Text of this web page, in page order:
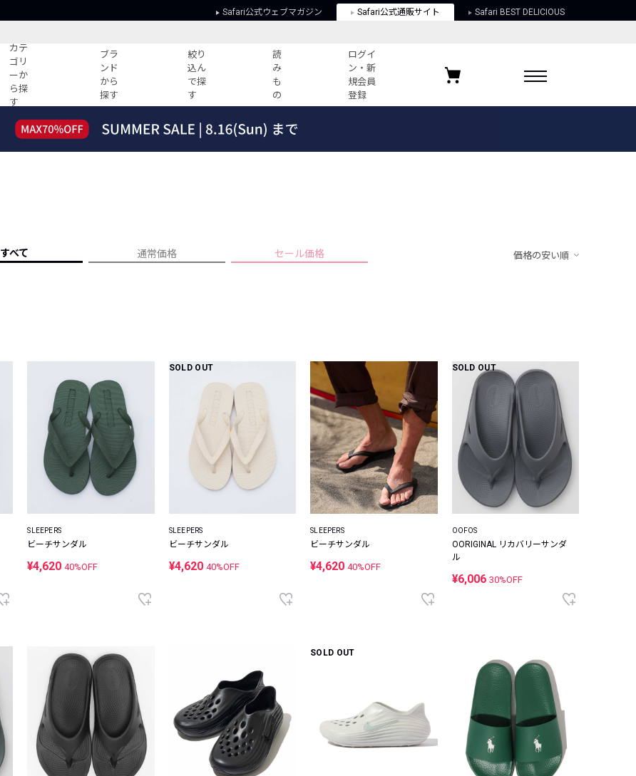
Safari公式ウェブマガジン Safari公式通販サイト Safari BEST DELICIOUS
カテ
ゴリ
ーか
ら探
す
ブラ
ンド
から
探す
絞り
込ん
で探
す
読
み
も
の
ログイ
ン・新
規会員
登録
すべての記事
人気記事ランキング
セールおすすめアイテム
人気アイテム TOP 15
プライバシーポリシー
お気に入りブランド
すべて 通常価格 セール価格 価格の安い順
SLEEPERS
ビーチサンダル
¥4,62040%OFF
SOLD OUT
SLEEPERS
ビーチサンダル
¥4,620 40%OFF
SLEEPERS
ビーチサンダル
¥4,62040%OFF
SOLD OUT
OOFOS
OORIGINAL リカバリーサンダ
ル
¥6,006 30%OFF
SOLD OUT